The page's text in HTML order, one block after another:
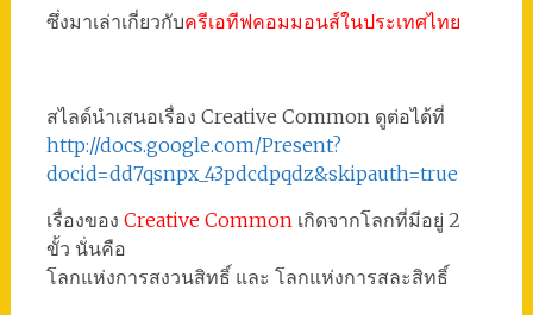
ซึ่งมาเล่าเกี่ยวกับครีเอทีฟคอมมอนส์ในประเทศไทย
สไลด์นำเสนอเรื่อง Creative Common ดูต่อได้ที่
http://docs.google.com/Present?
docid=dd7qsnpx_43pdcdpqdz&skipauth=true
เรื่องของ Creative Commonเกิดจากโลกที่มีอยู่ 2
ขั้ว นั่นคือ
โลกแห่งการสงวนสิทธิ์ และ โลกแห่งการสละสิทธิ์